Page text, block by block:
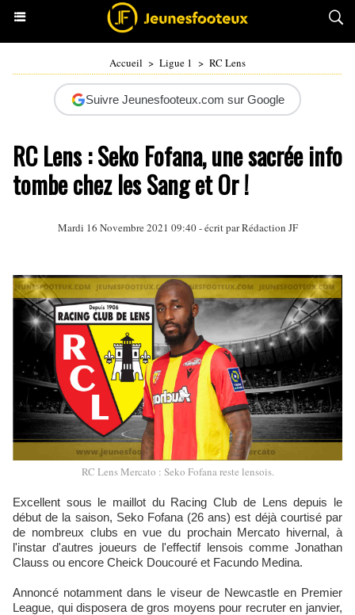
Accueil > Ligue 1 > RC Lens
Suivre Jeunesfooteux.com sur Google
RC Lens : Seko Fofana, une sacrée info
tombe chez les Sang et Or !
Mardi 16 Novembre 2021 09:40 - écrit par Rédaction JF
RC Lens Mercato : Seko Fofana reste lensois.
Excellent sous le maillot du Racing Club de Lens depuis le
début de la saison, Seko Fofana (26 ans) est déjà courtisé par
de nombreux clubs en vue du prochain Mercato hivernal, à
l'instar d'autres joueurs de l'effectif lensois comme Jonathan
Clauss ou encore Cheick Doucouré et Facundo Medina.
Annoncé notamment dans le viseur de Newcastle en Premier
League, qui disposera de gros moyens pour recruter en janvier,